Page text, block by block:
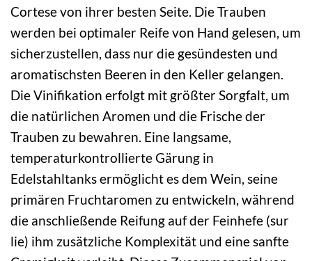
Cortese von ihrer besten Seite. Die Trauben
werden bei optimaler Reife von Hand gelesen, um
sicherzustellen, dass nur die gesündesten und
aromatischsten Beeren in den Keller gelangen.
Die Vinifikation erfolgt mit größter Sorgfalt, um
die natürlichen Aromen und die Frische der
Trauben zu bewahren. Eine langsame,
temperaturkontrollierte Gärung in
Edelstahltanks ermöglicht es dem Wein, seine
primären Fruchtaromen zu entwickeln, während
die anschließende Reifung auf der Feinhefe (sur
lie) ihm zusätzliche Komplexität und eine sanfte